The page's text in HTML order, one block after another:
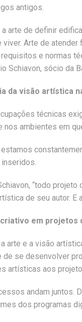
antigos.
a arte de definir
viver. Arte de
e normas
Schiavon, sócio da
da visão artística
técnicas
nos ambientes em
“todo
de seu autor. E
em projetos
arte e a visão
se desenvolver
artísticas aos
andam juntos.
dos programas